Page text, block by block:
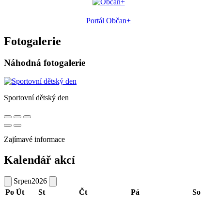
Portál Občan+
Fotogalerie
Náhodná fotogalerie
Sportovní dětský den
Zajímavé informace
Kalendář akcí
Srpen2026
Po Út St Čt Pá So